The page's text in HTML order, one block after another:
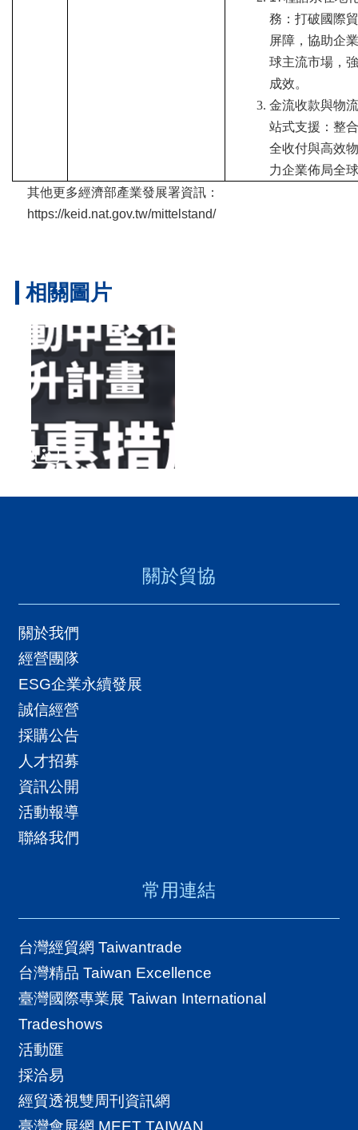
務：打破國際
屏障，協助企
球主流市場，
成效。
金流收款與物
站式支援：整
全收付與高效
力企業佈局全
其他更多經濟部產業發展署資訊：
https://keid.nat.gov.tw/mittelstand/
相關圖片
關於貿協
關於我們
經營團隊
ESG企業永續發展
誠信經營
採購公告
人才招募
資訊公開
活動報導
聯絡我們
常用連結
台灣經貿網 Taiwantrade
台灣精品 Taiwan Excellence
臺灣國際專業展 Taiwan International
Tradeshows
活動匯
採洽易
經貿透視雙周刊資訊網